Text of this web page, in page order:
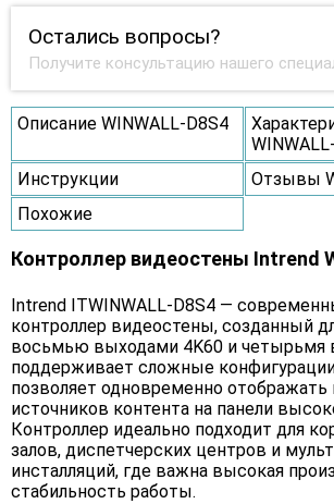
Остались вопросы?
Получите консультацию нашего
Описание WINWALL-D8S4
Инструкции
Отзывы
Похожие
Контроллер видеостены Intrend
Intrend ITWINWALL-D8S4 —
контроллер видеостены, созданный
восьмью выходами 4K60 и четырьмя
поддерживает сложные
позволяет одновременно отображать
источников контента на панели
Контроллер идеально подходит для
залов, диспетчерских центров и
инсталляций, где важна высокая
стабильность работы.